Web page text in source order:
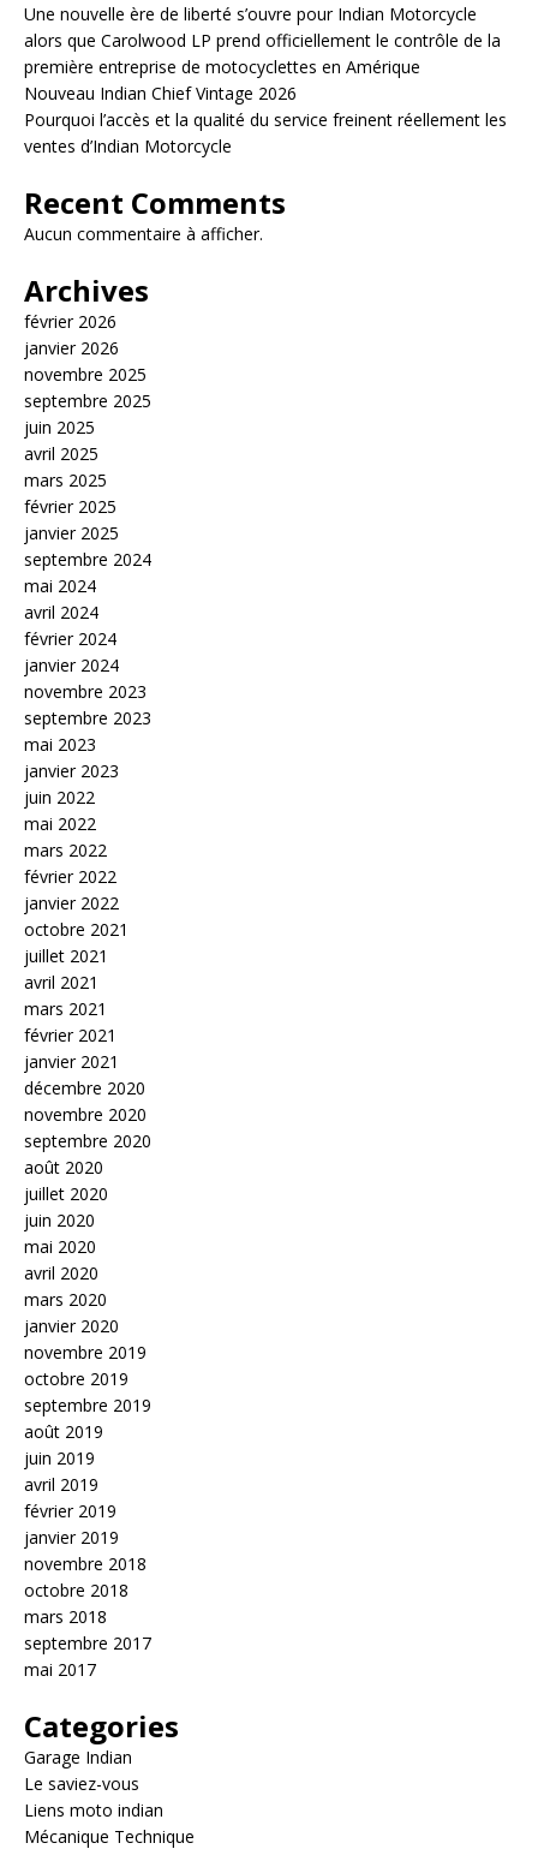
Une nouvelle ère de liberté s’ouvre pour Indian Motorcycle
alors que Carolwood LP prend officiellement le contrôle de la
première entreprise de motocyclettes en Amérique
Nouveau Indian Chief Vintage 2026
Pourquoi l’accès et la qualité du service freinent réellement les
ventes d’Indian Motorcycle
Recent Comments
Aucun commentaire à afficher.
Archives
février 2026
janvier 2026
novembre 2025
septembre 2025
juin 2025
avril 2025
mars 2025
février 2025
janvier 2025
septembre 2024
mai 2024
avril 2024
février 2024
janvier 2024
novembre 2023
septembre 2023
mai 2023
janvier 2023
juin 2022
mai 2022
mars 2022
février 2022
janvier 2022
octobre 2021
juillet 2021
avril 2021
mars 2021
février 2021
janvier 2021
décembre 2020
novembre 2020
septembre 2020
août 2020
juillet 2020
juin 2020
mai 2020
avril 2020
mars 2020
janvier 2020
novembre 2019
octobre 2019
septembre 2019
août 2019
juin 2019
avril 2019
février 2019
janvier 2019
novembre 2018
octobre 2018
mars 2018
septembre 2017
mai 2017
Categories
Garage Indian
Le saviez-vous
Liens moto indian
Mécanique Technique